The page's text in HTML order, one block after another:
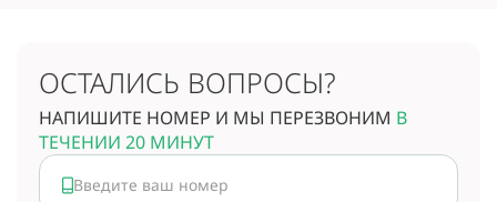
ОСТАЛИСЬ ВОПРОСЫ?
НАПИШИТЕ НОМЕР И МЫ ПЕРЕЗВОНИМ В
ТЕЧЕНИИ 20 МИНУТ